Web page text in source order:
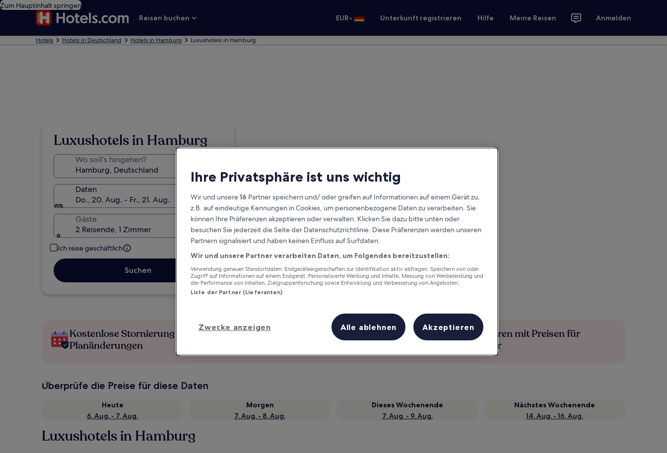
Zum Hauptinhalt springen
Reisen buchen
EUR• Unterkunft registrieren Hilfe Meine Reisen Anmelden
Hotels Hotels in Deutschland Hotels in Hamburg Luxushotels in Hamburg
Luxushotels in Hamburg
Wo soll’s hingehen?
Daten
Do., 20. Aug. - Fr., 21. Aug.
Gäste
2 Reisende, 1 Zimmer
Ich reise geschäftlich
Suchen
Kostenlose Stornierung bei
Planänderungen
Verdiene Prämien für jede
Mehr sparen mit Preisen für
Mitglieder
Überprüfe die Preise für diese Daten
Heute
6. Aug. - 7. Aug.
Morgen
7. Aug. - 8. Aug.
Dieses Wochenende
7. Aug. - 9. Aug.
Nächstes Wochenende
14. Aug. - 16. Aug.
Luxushotels in Hamburg
Ihre Privatsphäre ist uns wichtig
Wir und unsere16 Partner speichern und/ oder greifen auf Informationen auf einem Gerät zu,
z.B. auf eindeutige Kennungen in Cookies, um personenbezogene Daten zu verarbeiten. Sie
können Ihre Präferenzen akzeptieren oder verwalten. Klicken Sie dazu bitte unten oder
besuchen Sie jederzeit die Seite der Datenschutzrichtlinie. Diese Präferenzen werden unseren
Partnern signalisiert und haben keinen Einfluss auf Surfdaten.
Wir und unsere Partner verarbeiten Daten, um Folgendes bereitzustellen:
Verwendung genauer Standortdaten. Endgeräteeigenschaften zur Identifikation aktiv abfragen. Speichern von oder
Zugriff auf Informationen auf einem Endgerät. Personalisierte Werbung und Inhalte, Messung von Werbeleistung und
der Performance von Inhalten, Zielgruppenforschung sowie Entwicklung und Verbesserung von Angeboten.
Liste der Partner (Lieferanten)
Zwecke anzeigen Alle ablehnen Akzeptieren